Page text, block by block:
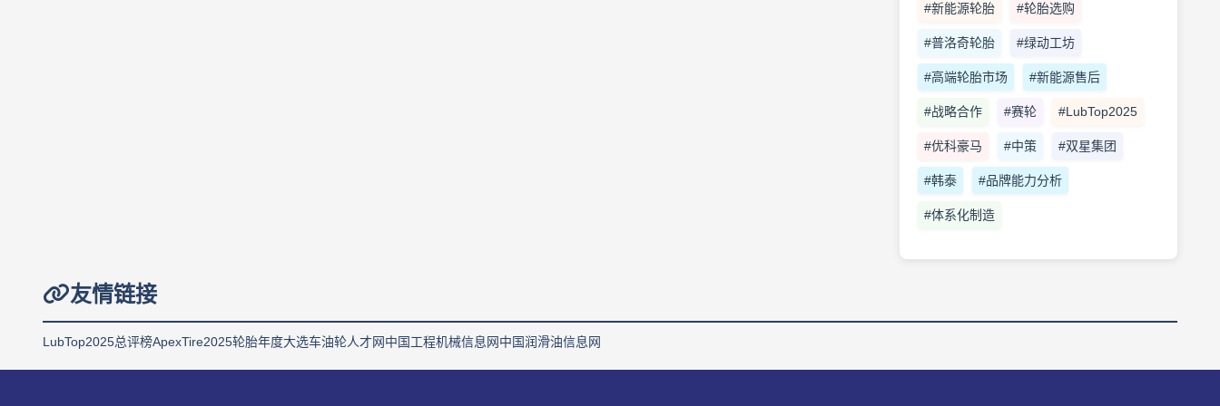
#新能源轮胎 #轮胎选购
#普洛奇轮胎 #绿动工坊
#高端轮胎市场 #新能源售后
#战略合作 #赛轮 #LubTop2025
#优科豪马 #中策 #双星集团
#韩泰 #品牌能力分析
#体系化制造
友情链接
LubTop2025总评榜ApexTire2025轮胎年度大选车油轮人才网中国工程机械信息网中国润滑油信息网